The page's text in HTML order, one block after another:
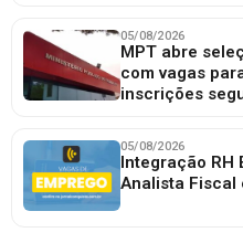
05/08/2026
MPT abre
com vagas
inscrições
05/08/2026
Integração
Analista Fiscal